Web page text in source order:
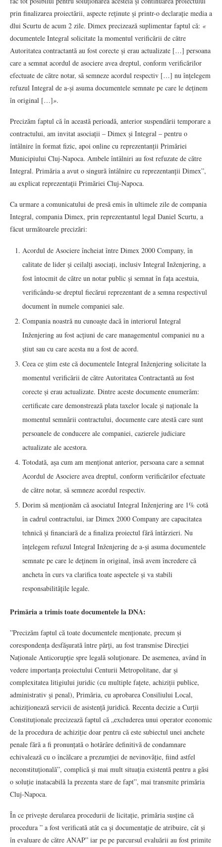
prin finalizarea proiectării, aspecte reținute și printr-o declarație media a
dlui Scurtu de acum 2 zile. Dimex precizează suplimentar faptul că: «
documentele Integral solicitate la momentul verificării de către
Autoritatea contractantă au fost corecte și erau actualizate […] persoana
care a semnat acordul de asociere avea dreptul, conform verificărilor
efectuate de către notar, să semneze acordul respectiv […] nu înțelegem
refuzul Integral de a-și asuma documentele semnate pe care le deținem
în original […]».
Precizăm faptul că în această perioadă, anterior suspendării temporare a
contractului, am invitat asociații – Dimex și Integral – pentru o
întâlnire în format fizic, apoi online cu reprezentanții Primăriei
Municipiului Cluj‑Napoca. Ambele întâlniri au fost refuzate de către
Integral. Primăria a avut o singură întâlnire cu reprezentanții Dimex”,
au explicat reprezentații Primăriei Cluj-Napoca.
Ca urmare a comunicatului de presă emis în ultimele zile de compania
Integral, compania Dimex, prin reprezentantul legal Daniel Scurtu, a
făcut următoarele precizări:
Acordul de Asociere încheiat între Dimex 2000 Company, în
calitate de lider și ceilalți asociați, inclusiv Integral Inženjering, a
fost întocmit de către un notar public și semnat în fața acestuia,
verificându-se dreptul fiecărui reprezentant de a semna respectivul
document în numele companiei sale.
Compania noastră nu cunoaște dacă în interiorul Integral
Inženjering au fost acțiuni de care managementul companiei nu a
știut sau cu care acesta nu a fost de acord.
Ceea ce știm este că documentele Integral Inženjering solicitate la
momentul verificării de către Autoritatea Contractantă au fost
corecte și erau actualizate. Dintre aceste documente enumerăm:
certificate care demonstrează plata taxelor locale și naționale la
momentul semnării contractului, documente care atestă care sunt
persoanele de conducere ale companiei, cazierele judiciare
actualizate ale acestora.
Totodată, așa cum am menționat anterior, persoana care a semnat
Acordul de Asociere avea dreptul, conform verificărilor efectuate
de către notar, să semneze acordul respectiv.
Dorim să menționăm că asociatul Integral Inženjering are 1% cotă
în cadrul contractului, iar Dimex 2000 Company are capacitatea
tehnică și financiară de a finaliza proiectul fără întârzieri. Nu
înțelegem refuzul Integral Inženjering de a-și asuma documentele
semnate pe care le deținem în original, însă avem încredere că
ancheta în curs va clarifica toate aspectele și va stabili
responsabilitățile legale.
Primăria a trimis toate documentele la DNA:
”Precizăm faptul că toate documentele menționate, precum și
corespondența desfășurată între părți, au fost transmise Direcției
Naționale Anticorupție spre legală soluționare. De asemenea, având în
vedere importanța proiectului Centurii Metropolitane, dar și
complexitatea litigiului juridic (cu multiple fațete, achiziții publice,
administrativ și penal), Primăria, cu aprobarea Consiliului Local,
achiziționează servicii de asistență juridică. Recenta decizie a Curții
Constituționale precizează faptul că „excluderea unui operator economic
de la procedura de achiziție doar pentru că este subiectul unei anchete
penale fără a fi pronunțată o hotărâre definitivă de condamnare
echivalează cu o încălcare a prezumției de nevinovăție, fiind astfel
neconstituțională”, complică și mai mult situația existentă pentru a găsi
o soluție inatacabilă la prezenta stare de fapt”, mai transmite primăria
Cluj-Napoca.
În ce privește derularea procedurii de licitație, primăria susține că
procedura ” a fost verificată atât ca și documentație de atribuire, cât și
în evaluare de către ANAP” iar pe pe parcursul evaluării au fost primite